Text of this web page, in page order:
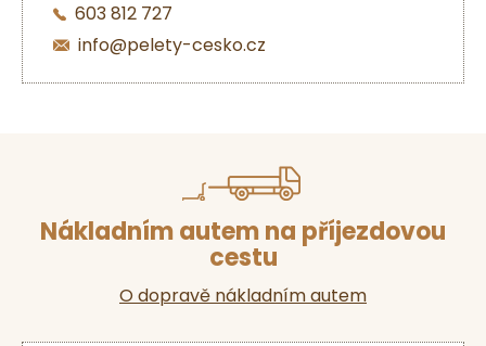
603 812 727
info@pelety-cesko.cz
Nákladním autem na příjezdovou
cestu
O dopravě nákladním autem